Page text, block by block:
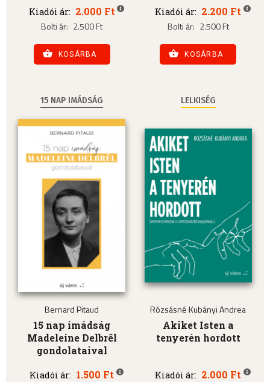
Kiadói ár: 2.000 Ft
Bolti ár: 2.500 Ft
KOSÁRBA
Kiadói ár: 2.200 Ft
Bolti ár: 2.500 Ft
KOSÁRBA
15 NAP IMÁDSÁG
Bernard Pitaud
15 nap imádság
Madeleine Delbrêl
gondolataival
Kiadói ár: 1.500 Ft
LELKISÉG
Rózsásné Kubányi Andrea
Akiket Isten a
tenyerén hordott
Kiadói ár: 2.000 Ft